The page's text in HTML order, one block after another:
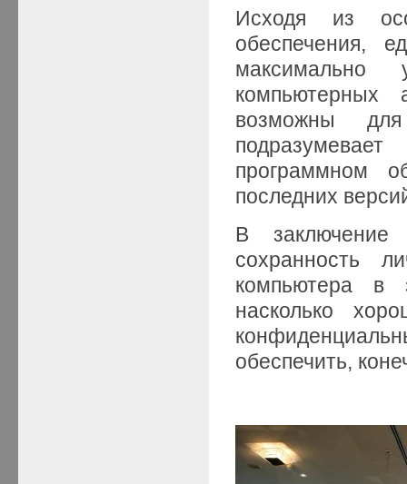
Исходя из
обеспечения,
максимально
возможны
программном
последних
В
сохранность
компьютера в
насколько
обеспечить,